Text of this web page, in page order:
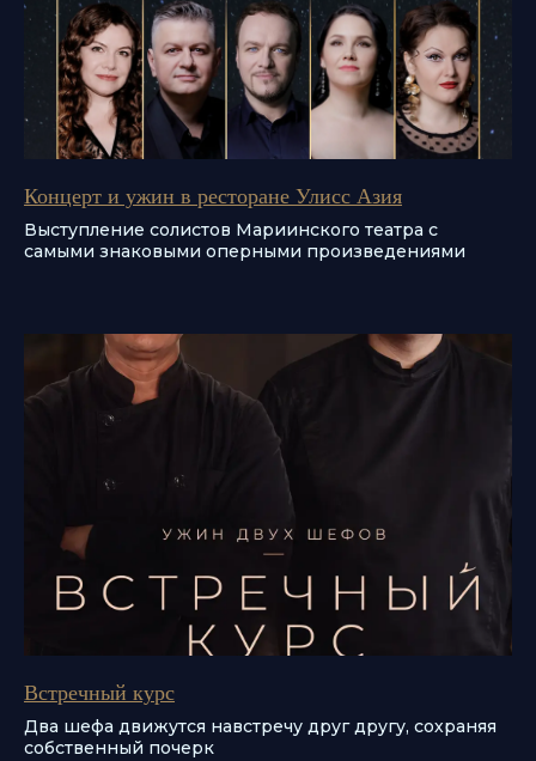
Концерт и ужин в ресторане Улисс Азия
Выступление солистов Мариинского театра с
самыми знаковыми оперными произведениями
Встречный курс
Два шефа движутся навстречу друг другу, сохраняя
собственный почерк